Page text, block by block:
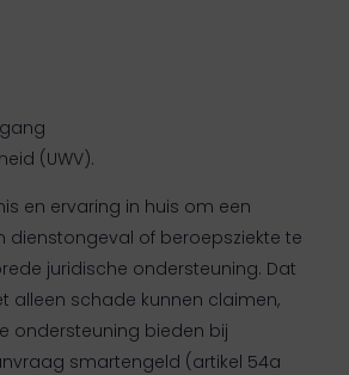
(UWV).
en ervaring in huis om een
dienstongeval of beroepsziekte te
juridische ondersteuning. Dat
alleen schade kunnen claimen,
ondersteuning bieden bij
smartengeld (artikel 54a